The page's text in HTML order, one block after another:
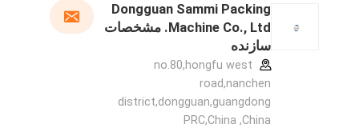
Dongguan Sammi Packing
Machine Co., Ltd. مشخصات
سازنده
no.80,hongfu west
road,nanchen
district,dongguan,guangdong
PRC,China ,China